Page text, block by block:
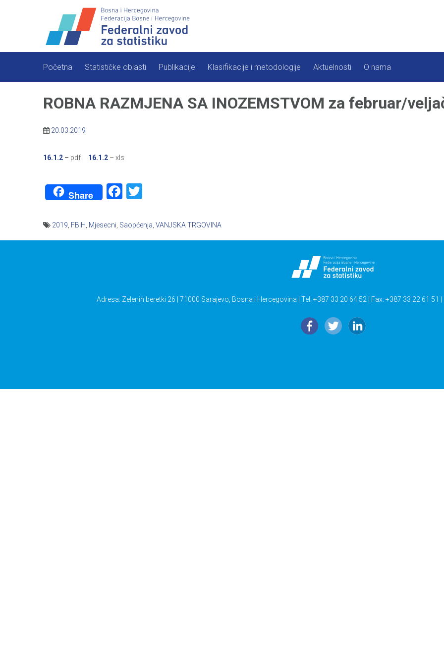
Početna Statističke oblasti Publikacije Klasifikacije i metodologije Aktuelnosti O nama
ROBNA RAZMJENA SA INOZEMSTVOM za februar/
20.03.2019
16.1.2 – pdf 16.1.2 – xls
Share Facebook
2019 FBiH Mjesecni Saopćenja VANJSKA TRGOVINA
Adresa: Zelenih beretki 26 | 71000 Sarajevo, Bosna i Hercegovina | Tel: +387 33 20 64 52 | Fax: +387 33 22 61 51 |